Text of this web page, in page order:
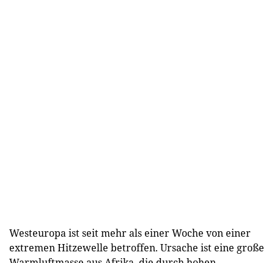
Westeuropa ist seit mehr als einer Woche von einer
extremen Hitzewelle betroffen. Ursache ist eine große